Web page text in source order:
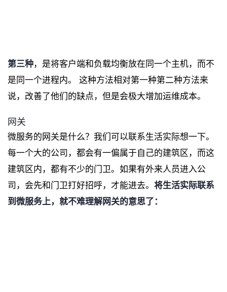
第三种，是将客户端和负载均衡放在同一个主机，而不
是同一个进程内。 这种方法相对第一种第二种方法来
说，改善了他们的缺点，但是会极大增加运维成本。
网关
微服务的网关是什么？我们可以联系生活实际想一下。
每一个大的公司，都会有一偏属于自己的建筑区，而这
建筑区内，都有不少的门卫。如果有外来人员进入公
司，会先和门卫打好招呼，才能进去。 将生活实际联系
到微服务上，就不难理解网关的意思了：